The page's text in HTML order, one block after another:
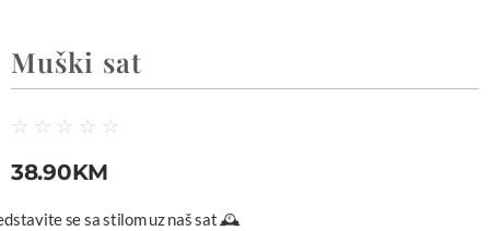
Muški sat
☆ ☆ ☆ ☆ ☆
38.90KM
se sa stilom uz naš sat 🕰️